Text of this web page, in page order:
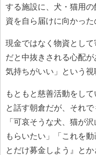
する施設に、犬・猫用
資を自ら届けに向かった
現金ではなく物資とし
だと中抜きされる心配
気持ちがいい」という視
もともと慈善活動をし
と話す朝倉だが、それ
「可哀そうな犬、猫が
もらいたい」「これを
とだけ募金しよう』と